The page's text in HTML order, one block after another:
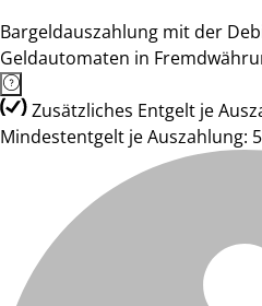
Bargeldauszahlung mit der
Geldautomaten in
Zusätzliches Entgelt je
Mindestentgelt je Auszahlung: